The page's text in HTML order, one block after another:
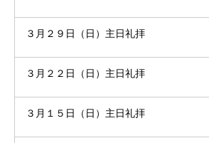
３月２９日（日）主日礼拝
３月２２日（日）主日礼拝
３月１５日（日）主日礼拝